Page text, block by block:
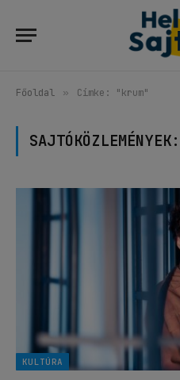
Főoldal » Címke: "krum"
SAJTÓKÖZLEMÉNYEK:
KULTÚRA